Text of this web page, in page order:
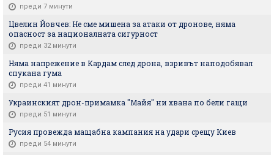
преди 7 минути
Цвелин Йовчев: Не сме мишена за атаки от дронове, няма
опасност за националната сигурност
преди 32 минути
Няма напрежение в Кардам след дрона, взривът наподобявал
спукана гума
преди 41 минути
Украинският дрон-примамка "Майя" ни хвана по бели гащи
преди 51 минути
Русия провежда мащабна кампания на удари срещу Киев
преди 54 минути